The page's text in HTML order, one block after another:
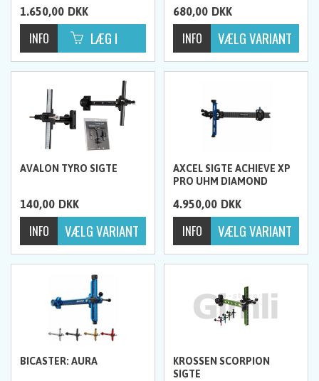
1.650,00 DKK 680,00 DKK
AVALON TYRO SIGTE
140,00 DKK
AXCEL SIGTE ACHIEVE XP
PRO UHM DIAMOND
RECURVE 9"
4.950,00 DKK
BICASTER: AURA
KROSSEN SCORPION
SIGTE